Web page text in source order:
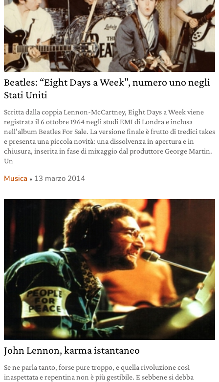
Beatles: “Eight Days a Week”, numero uno negli
Stati Uniti
Scritta dalla coppia Lennon-McCartney, Eight Days a Week viene
registrata il 6 ottobre 1964 negli studi EMI di Londra e inclusa
nell’album Beatles For Sale. La versione finale è frutto di tredici takes
e presenta una piccola novità: una dissolvenza in apertura e in
chiusura, inserita in fase di mixaggio dal produttore George Martin.
Un
Musica 13 marzo 2014
John Lennon, karma istantaneo
Se ne parla tanto, forse pure troppo, e quella rivoluzione così
inaspettata e repentina non è più gestibile. E sebbene si debba